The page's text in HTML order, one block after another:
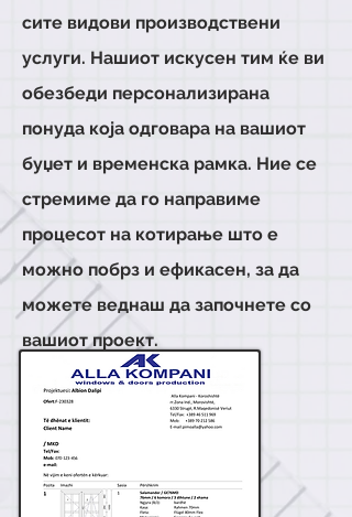
сите видови производствени
услуги. Нашиот искусен тим ќе ви
обезбеди персонализирана
понуда која одговара на вашиот
буџет и временска рамка. Ние се
стремиме да го направиме
процесот на котирање што е
можно побрз и ефикасен, за да
можете веднаш да започнете со
вашиот проект.